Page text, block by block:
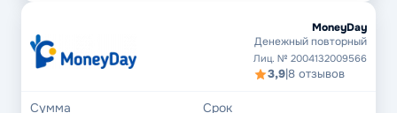
MoneyDay
Денежный повторный
Лиц. № 2004132009566
3,9|8 отзывов
Сумма Срок